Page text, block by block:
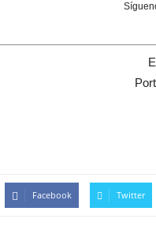
Facebook Twitter